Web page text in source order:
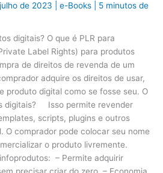
de 2023 |e-Books
5 minutos de
digitais? O que é PLR para
Label Rights) para produtos
de direitos de revenda de um
adquire os direitos de usar,
produto digital como se fosse seu. O
digitais? Isso permite revender
scripts, plugins e outros
O comprador pode colocar seu nome
o produto livremente.
– Permite adquirir